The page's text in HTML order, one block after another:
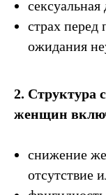
страх
ожидания
2. Структура
женщин
снижение
отсутствие